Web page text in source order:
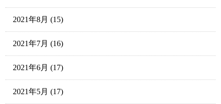
2021年8月 (15)
2021年7月 (16)
2021年6月 (17)
2021年5月 (17)